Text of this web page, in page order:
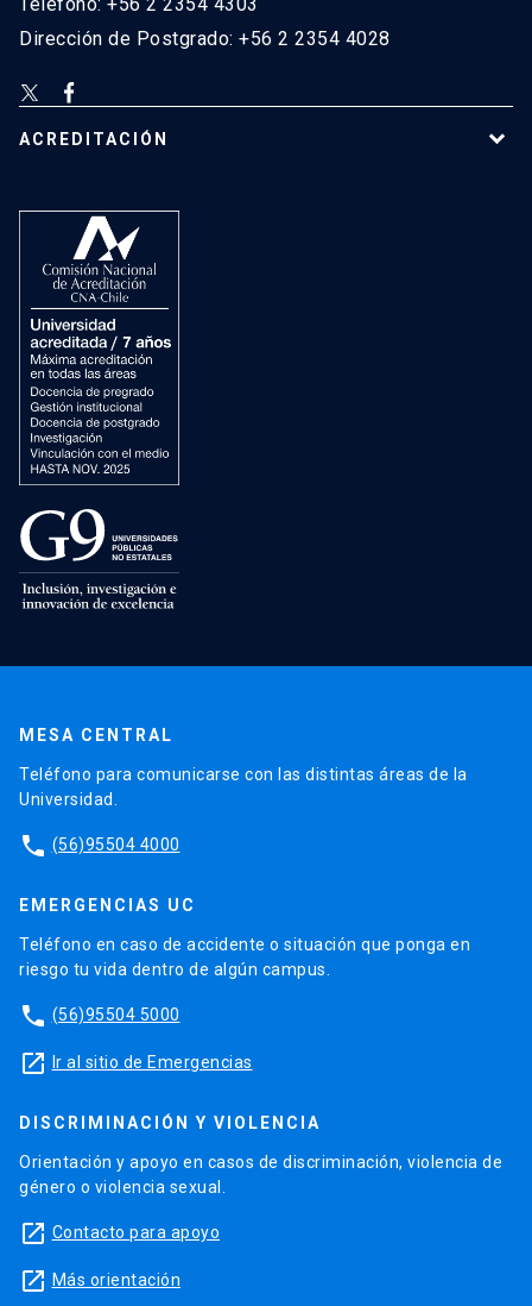
Dirección de Postgrado: +56 2 2354 4028
ACREDITACIÓN
MESA CENTRAL
Teléfono para comunicarse con las distintas áreas de la
Universidad.
phone (56)95504 4000
EMERGENCIAS UC
Teléfono en caso de accidente o situación que ponga en
riesgo tu vida dentro de algún campus.
phone (56)95504 5000
launch Ir al sitio de Emergencias
DISCRIMINACIÓN Y VIOLENCIA
Orientación y apoyo en casos de discriminación, violencia de
género o violencia sexual.
launch Contacto para apoyo
launch Más orientación